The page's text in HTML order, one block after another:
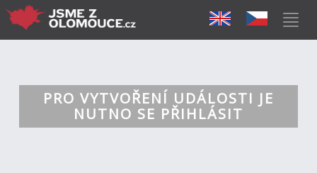
PRO VYTVOŘENÍ UDÁLOSTI JE
NUTNO SE PŘIHLÁSIT